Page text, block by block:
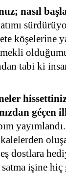
nasıl
köşelerine
tabi ki
dostlara
işine